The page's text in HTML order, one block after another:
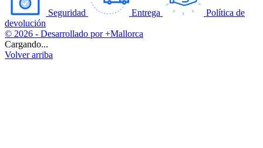
Seguridad Entrega
Política de
devolución
© 2026 - Desarrollado por +Mallorca
Cargando...
Volver arriba